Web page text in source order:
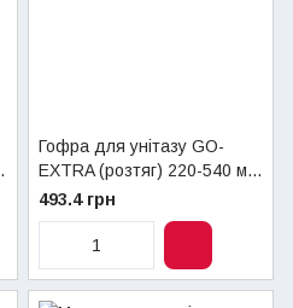
Гофра для унітазу GO-
EXTRA (розтяг) 220-540 мм
Go-Plast
493.4 грн